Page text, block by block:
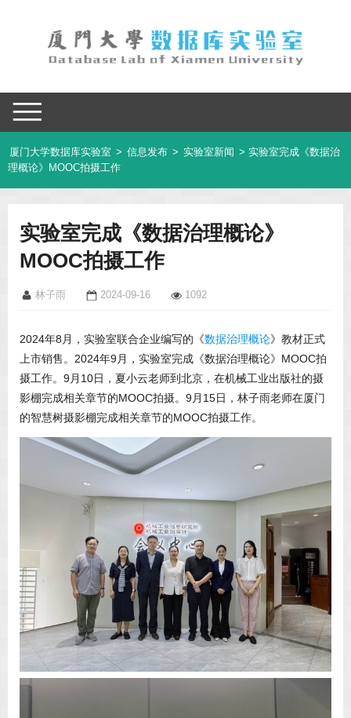
厦门大学数据库实验室 > 信息发布 > 实验室新闻 > 实验室完成《数据治
理概论》MOOC拍摄工作
实验室完成《数据治理概论》
MOOC拍摄工作
林子雨 2024-09-16 1092
2024年8月，实验室联合企业编写的《数据治理概论》教材正式
上市销售。2024年9月，实验室完成《数据治理概论》MOOC拍
摄工作。9月10日，夏小云老师到北京，在机械工业出版社的摄
影棚完成相关章节的MOOC拍摄。9月15日，林子雨老师在厦门
的智慧树摄影棚完成相关章节的MOOC拍摄工作。